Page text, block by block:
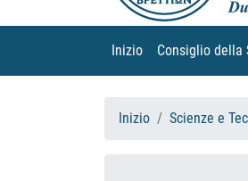
Inizio (current)
Consiglio della
Inizio Scienze e